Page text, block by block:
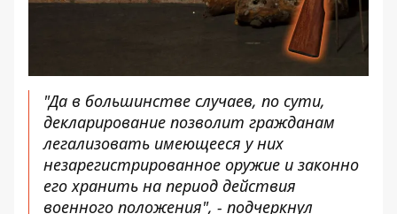
"Да в большинстве случаев, по сути,
декларирование позволит гражданам
легализовать имеющееся у них
незарегистрированное оружие и законно
его хранить на период действия
военного положения", - подчеркнул